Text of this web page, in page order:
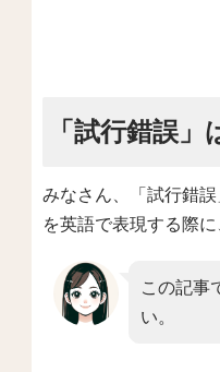
「試行錯誤
みなさん、「試行錯
を英語で表現する際
この記事
い。